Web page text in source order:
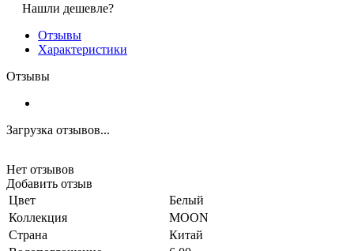
Нашли дешевле?
Отзывы
Характеристики
Отзывы
Загрузка отзывов...
Нет отзывов
Добавить отзыв
Цвет
Белый
Коллекция
MOON
Страна
Китай